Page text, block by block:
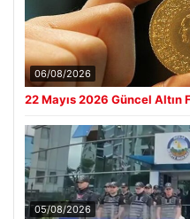
06/08/2026
22 Mayıs 2026 Güncel Altın
05/08/2026